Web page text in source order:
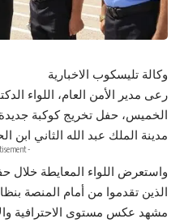
وكالة تليسكوب الاخبارية
رعى مدير الأمن العام، اللواء
الخميس، حفل تخريج كوكبة
مدينة الملك عبد الله الثاني ابن
- Advertisement -
واستعرض اللواء المعايطة خلال
الذين تقدموا من أمام المنصة
مشهد عكس مستوى الاحترافية